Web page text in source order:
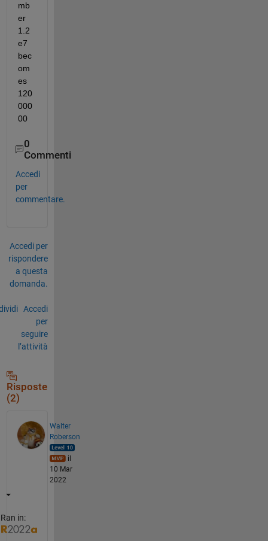
mb
er
1.2
e7
bec
om
es
120
000
00
0
Commenti
Accedi
per
commentare.
Accedi per
rispondere
a questa
domanda.
Accedi
per
seguire
l’attività
Risposte
(2)
Walter
Roberson
il
10 Mar
2022
Ran in: